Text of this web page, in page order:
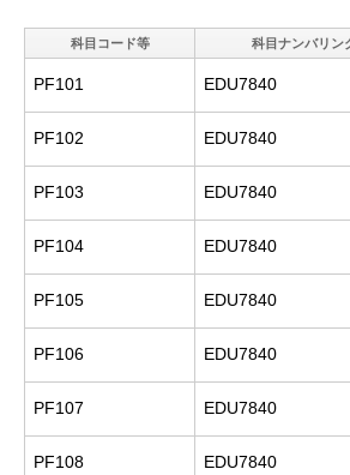
科目コード等 科目ナンバリン
PF101 EDU7840
PF102 EDU7840
PF103 EDU7840
PF104 EDU7840
PF105 EDU7840
PF106 EDU7840
PF107 EDU7840
PF108 EDU7840